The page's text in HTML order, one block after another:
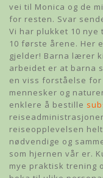
vei til Monica og de
for resten. Svar
Vi har plukket 10
10 første årene. Her
gjelder! Barna lærer
arbeidet er at barna
en viss forståelse
mennesker og
enklere å bestille
reiseopplevelsen
nødvendige og
som hjernen vår er.
mye praktisk trening